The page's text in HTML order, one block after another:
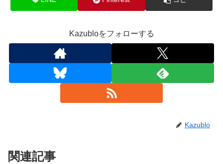
Kazubloをフォローする
Kazublo
関連記事